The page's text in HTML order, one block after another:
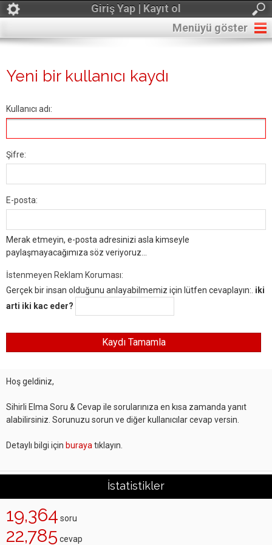
Giriş Yap | Kayıt ol
Menüyü göster
Yeni bir kullanıcı kaydı
Kullanıcı adı:
Şifre:
E-posta:
Merak etmeyin, e-posta adresinizi asla kimseyle
paylaşmayacağımıza söz veriyoruz...
İstenmeyen Reklam Koruması:
Gerçek bir insan olduğunu anlayabilmemiz için lütfen cevaplayın:. iki
arti iki kac eder?
Hoş geldiniz,
Sihirli Elma Soru & Cevap ile sorularınıza en kısa zamanda yanıt
alabilirsiniz. Sorunuzu sorun ve diğer kullanıcılar cevap versin.
Detaylı bilgi için buraya tıklayın.
İstatistikler
19,364 soru
22,785 cevap